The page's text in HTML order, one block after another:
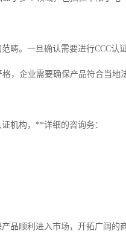
畴。一旦确认需要进行CCC认
，企业需要确保产品符合当地
机构，**详细的咨询务：
品顺利进入市场，开拓广阔的商